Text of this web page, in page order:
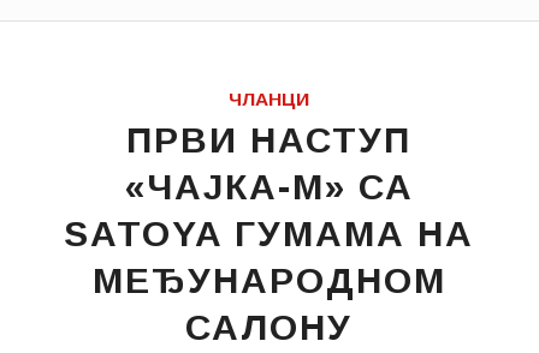
ЧЛАНЦИ
ПРВИ НАСТУП
«ЧАЈКА-М» СА
SATOYA ГУМАМА НА
МЕЂУНАРОДНОМ
САЛОНУ